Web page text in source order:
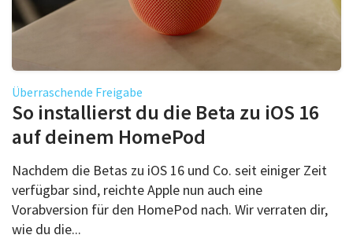
Überraschende Freigabe
So installierst du die Beta zu iOS 16
auf deinem HomePod
Nachdem die Betas zu iOS 16 und Co. seit einiger Zeit
verfügbar sind, reichte Apple nun auch eine
Vorabversion für den HomePod nach. Wir verraten dir,
wie du die...